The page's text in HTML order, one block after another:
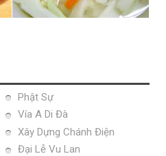
Phật Sự
Vía A Di Đà
Xây Dựng Chánh Điện
Đại Lễ Vu Lan